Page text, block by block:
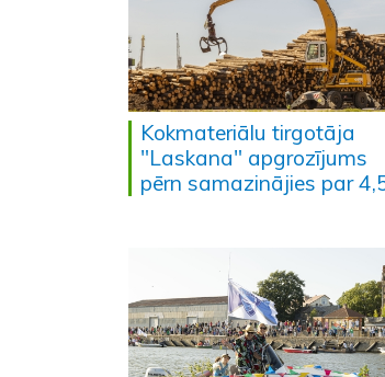
Kokmateriālu tirgotāja
"Laskana" apgrozījums
pērn samazinājies par